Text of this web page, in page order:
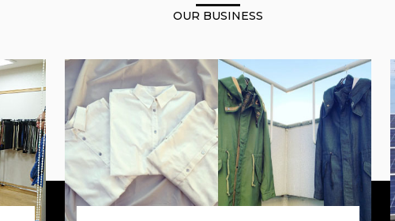
OUR BUSINESS